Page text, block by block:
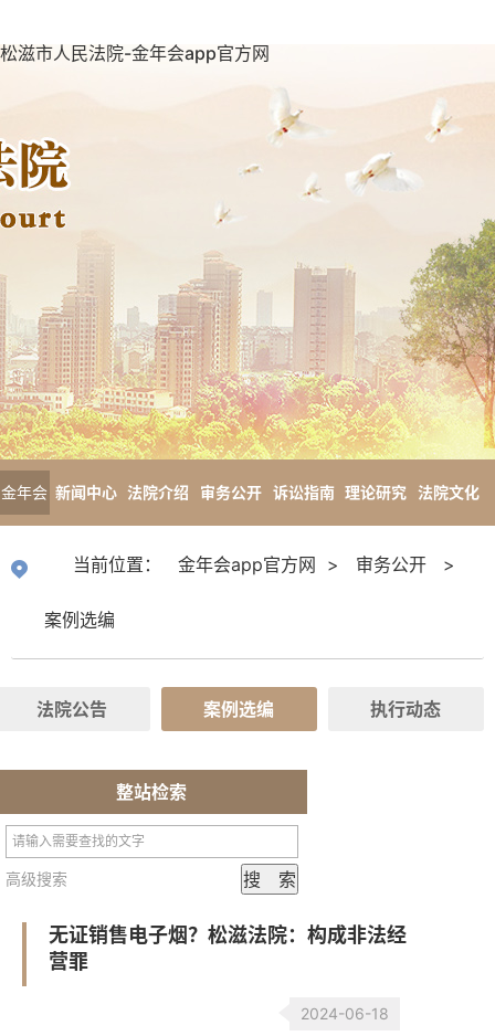
松滋市人民法院-金年会app官方网
金年会
方网
新闻中心 法院介绍 审务公开 诉讼指南 理论研究 法院文化
当前位置： 金年会app官方网 > 审务公开 >
案例选编
法院公告 案例选编 执行动态
整站检索
高级搜索
无证销售电子烟？松滋法院：构成非法经
营罪
2024-06-18